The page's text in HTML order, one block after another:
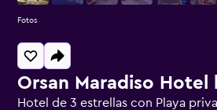
Orsan Maradiso Hotel
Hotel de 3 estrellas con Playa
Fotos